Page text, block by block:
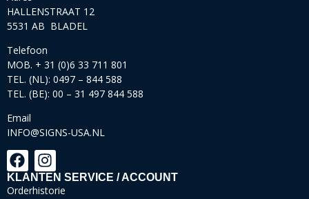
HALLENSTRAAT 12
5531 AB BLADEL
Telefoon
MOB. + 31 (0)6 33 711 801
TEL. (NL): 0497 – 844 588
TEL. (BE): 00 – 31 497 844 588
Email
INFO@SIGNS-USA.NL
KLANTEN SERVICE / ACCOUNT
Orderhistorie